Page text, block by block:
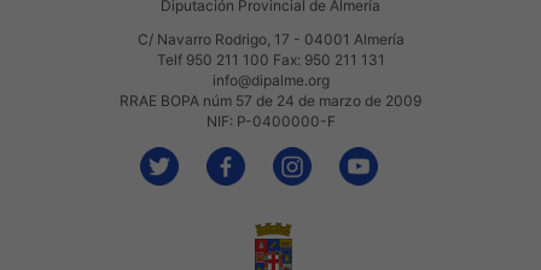
Diputación Provincial de Almería
C/ Navarro Rodrigo, 17 - 04001 Almería
Telf 950 211 100 Fax: 950 211 131
info@dipalme.org
RRAE BOPA núm 57 de 24 de marzo de 2009
NIF: P-0400000-F